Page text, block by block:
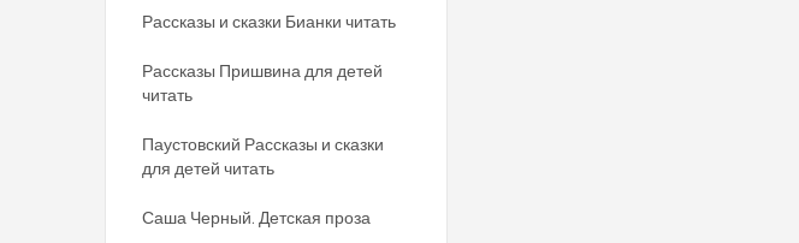
Рассказы и сказки Бианки читать
Рассказы Пришвина для детей
читать
Паустовский Рассказы и сказки
для детей читать
Саша Черный. Детская проза